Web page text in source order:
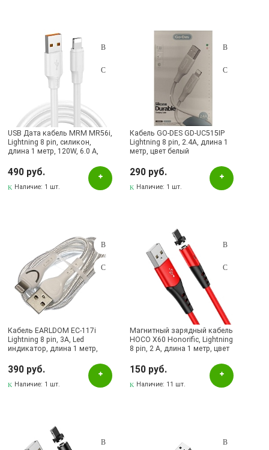
USB Дата кабель MRM MR56i,
Lightning 8 pin, силикон,
длина 1 метр, 120W, 6.0 A,
490 руб.
Наличие: 1 шт.
Кабель GO-DES GD-UC515IP
Lightning 8 pin, 2.4A, длина 1
метр, цвет белый
290 руб.
Наличие: 1 шт.
Кабель EARLDOM EC-117i
Lightning 8 pin, 3A, Led
индикатор, длина 1 метр,
390 руб.
Наличие: 1 шт.
Магнитный зарядный кабель
HOCO X60 Honorific, Lightning
8 pin, 2 A, длина 1 метр, цвет
150 руб.
Наличие: 11 шт.